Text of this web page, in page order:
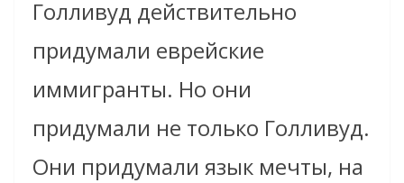
Голливуд действительно
придумали еврейские
иммигранты. Но они
придумали не только Голливуд.
Они придумали язык мечты, на